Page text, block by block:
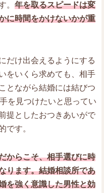
。 年を取るスピードは変
に時間をかけないかが重
だけ出会えるようにする
をいくら求めても、相手
とながら結婚には結びつ
を見つけたいと思ってい
提としたおつきあいがで
です。
からこそ、相手選びに時
ります。結婚相談所であ
を強く意識した男性と効